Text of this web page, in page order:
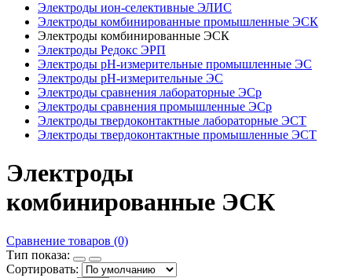
Электроды ион-селективные ЭЛИС
Электроды комбинированные промышленные ЭСК
Электроды комбинированные ЭСК
Электроды Редокс ЭРП
Электроды рН-измерительные промышленные ЭС
Электроды рН-измерительные ЭС
Электроды сравнения лабораторные ЭСр
Электроды сравнения промышленные ЭСр
Электроды твердоконтактные лабораторные ЭСТ
Электроды твердоконтактные промышленные ЭСТ
Электроды
комбинированные ЭСК
Сравнение товаров (0)
Тип показа:
Сортировать: